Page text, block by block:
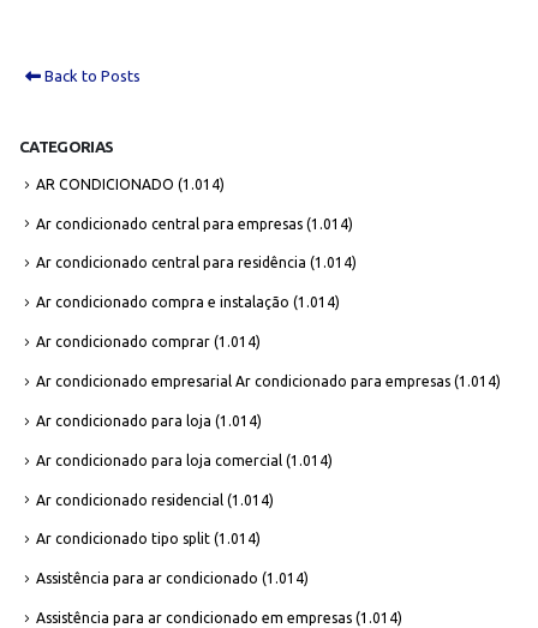
Back to Posts
CATEGORIAS
AR CONDICIONADO (1.014)
Ar condicionado central para empresas (1.014)
Ar condicionado central para residência (1.014)
Ar condicionado compra e instalação (1.014)
Ar condicionado comprar (1.014)
Ar condicionado empresarial Ar condicionado para empresas (1.014)
Ar condicionado para loja (1.014)
Ar condicionado para loja comercial (1.014)
Ar condicionado residencial (1.014)
Ar condicionado tipo split (1.014)
Assistência para ar condicionado (1.014)
Assistência para ar condicionado em empresas (1.014)